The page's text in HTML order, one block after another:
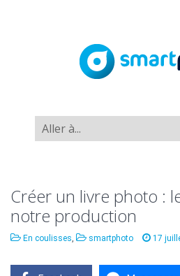
Créer un livre photo :
notre production
En coulisses, smartphoto 17